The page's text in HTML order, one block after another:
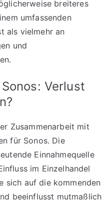
breiteres
umfassenden
als vielmehr an
und
Verlust
Zusammenarbeit mit
für Sonos. Die
Einnahmequelle
im Einzelhandel
sich auf die kommenden
beeinflusst mutmaßlich